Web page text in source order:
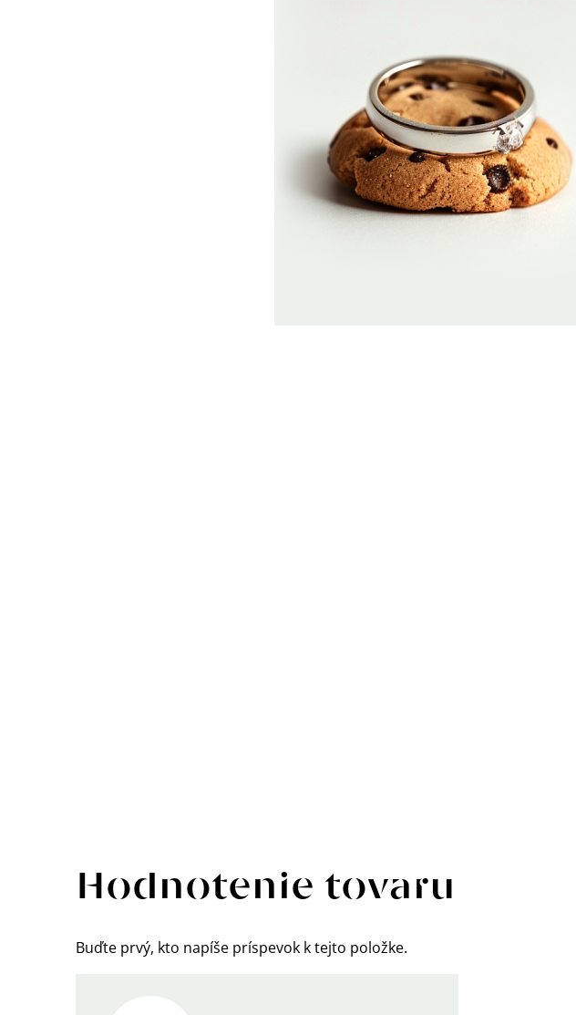
Hodnotenie tovaru
Buďte prvý, kto napíše príspevok k tejto položke.
hodnotení